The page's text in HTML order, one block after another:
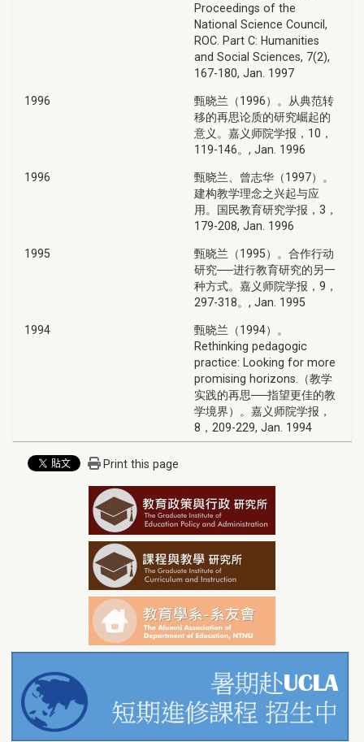
Proceedings of the
National Science Council,
ROC. Part C: Humanities
and Social Sciences, 7(2),
167-180, Jan. 1997
1996
甄晓兰（1996）。从典范转
移的再思论质的研究崛起的
意义。嘉义师院学报，10，
119-146。, Jan. 1996
1996
甄晓兰、曾志华（1997）。
建构教学理念之兴起与应
用。国民教育研究学报，3，
179-208, Jan. 1996
1995
甄晓兰（1995）。合作行动
研究──进行教育研究的另一
种方式。嘉义师院学报，9，
297-318。, Jan. 1995
1994
甄晓兰（1994）。
Rethinking pedagogic
practice: Looking for more
promising horizons.（教学
实践的再思──指望更佳的教
学境界）。嘉义师院学报，
8，209-229, Jan. 1994
Print this page